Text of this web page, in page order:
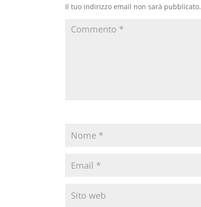
Il tuo indirizzo email non sarà pubblicato.